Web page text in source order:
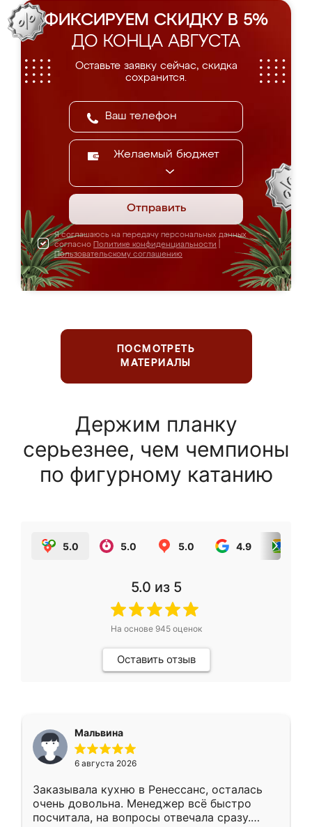
ФИКСИРУЕМ СКИДКУ В 5%
ДО КОНЦА АВГУСТА
Оставьте заявку сейчас, скидка
сохранится.
Желаемый бюджет
Отправить
Я соглашаюсь на передачу персональных данных
согласно Политике конфиденциальности
Пользовательскому соглашению
ПОСМОТРЕТЬ
МАТЕРИАЛЫ
Держим планку
серьезнее, чем чемпионы
по фигурному катанию
5.0 5.0 5.0 4.9
5.0 из 5
На основе 945оценок
Оставить отзыв
Мальвина
6 августа 2026
Заказывала кухню в Ренессанс, осталась
очень довольна. Менеджер всё быстро
посчитала, на вопросы отвечала сразу.